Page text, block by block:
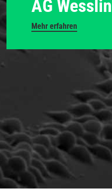
AG
Mehr erfahren